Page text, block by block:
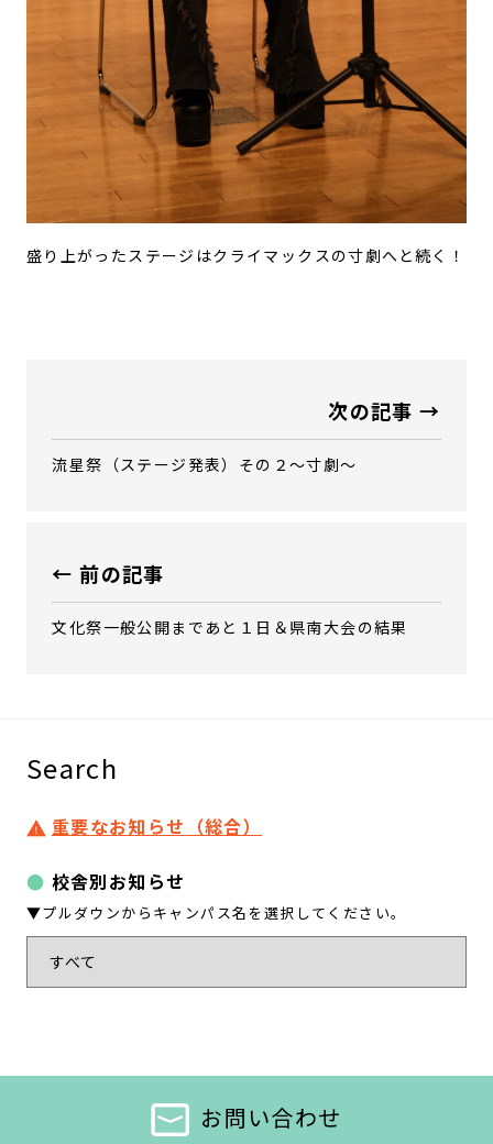
盛り上がったステージはクライマックスの寸劇へと続く！
次の記事 →
流星祭（ステージ発表）その２～寸劇～
← 前の記事
文化祭一般公開まであと１日＆県南大会の結果
Search
重要なお知らせ（総合）
校舎別お知らせ
▼プルダウンからキャンパス名を選択してください。
お問い合わせ